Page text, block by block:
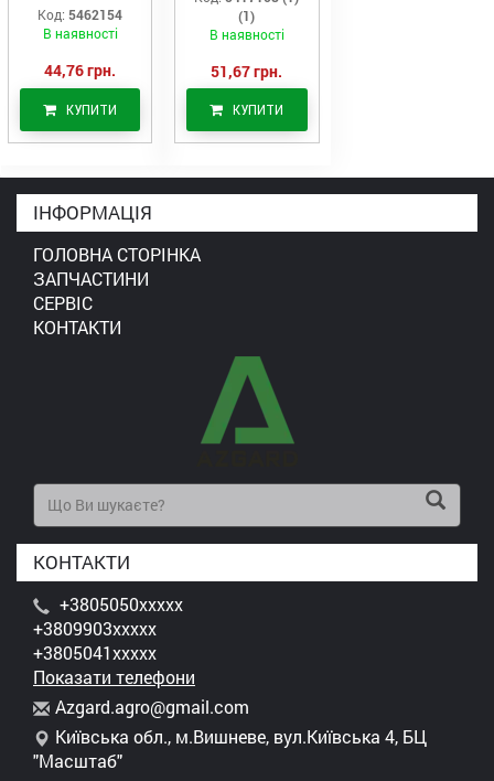
форсунок CAT
C7/C9 (546-2154)
Код: 5462154
В наявності
44,76 грн.
КУПИТИ
(1)
В наявності
51,67 грн.
КУПИТИ
ІНФОРМАЦІЯ
ГОЛОВНА СТОРІНКА
ЗАПЧАСТИНИ
СЕРВІС
КОНТАКТИ
КОНТАКТИ
+3805050xxxxx
+3809903xxxxx
+3805041xxxxx
Показати телефони
Azgard.agro@gmail.com
Київська обл., м.Вишневе, вул.Київська 4, БЦ
"Масштаб"